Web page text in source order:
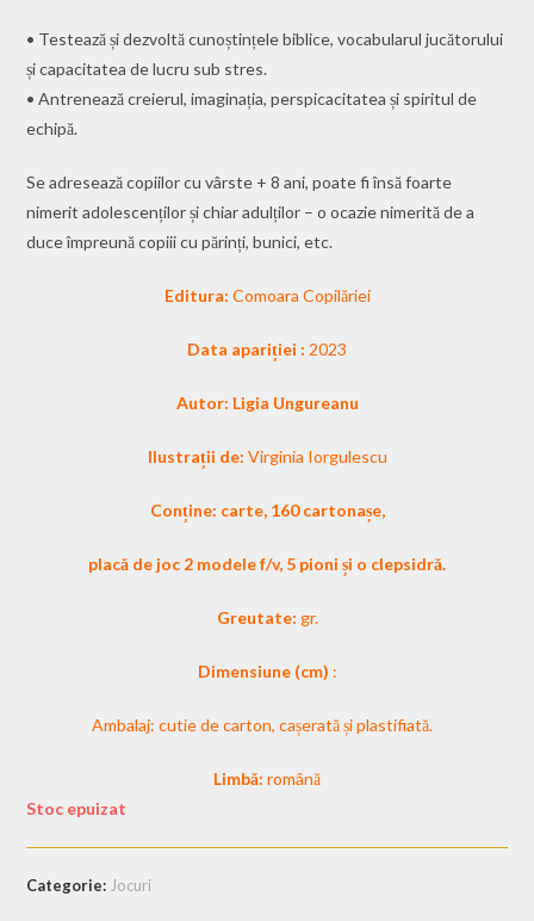
• Testează și dezvoltă cunoștințele biblice, vocabularul jucătorului
și capacitatea de lucru sub stres.
• Antrenează creierul, imaginația, perspicacitatea și spiritul de
echipă.
Se adresează copiilor cu vârste + 8 ani, poate fi însă foarte
nimerit adolescenților și chiar adulților – o ocazie nimerită de a
duce împreună copiii cu părinți, bunici, etc.
Editura: Comoara Copilăriei
Data apariției : 2023
Autor: Ligia Ungureanu
Ilustrații de: Virginia Iorgulescu
Conține: carte, 160 cartonașe,
placă de joc 2 modele f/v, 5 pioni și o clepsidră.
Greutate: gr.
Dimensiune (cm) :
Ambalaj: cutie de carton, cașerată și plastifiată.
Limbă: română
Stoc epuizat
Categorie: Jocuri